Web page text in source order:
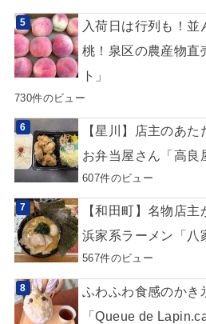
入荷日は行列も！
桃！泉区の農産物直
ト」
730件のビュー
【星川】店主のあ
お弁当屋さん「高良
607件のビュー
【和田町】名物店
浜家系ラーメン「八
567件のビュー
ふわふわ食感のかき
「Queue de